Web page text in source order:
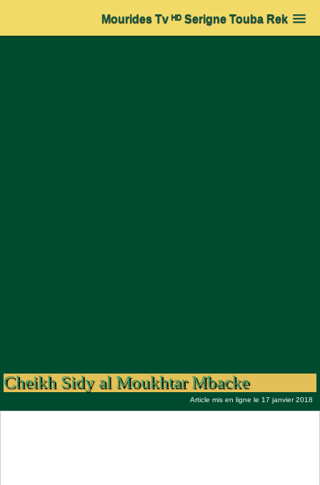
Mourides Tv ᴴᴰ Serigne Touba Rek
Cheikh Sidy al Moukhtar Mbacke
Article mis en ligne le 17 janvier 2018